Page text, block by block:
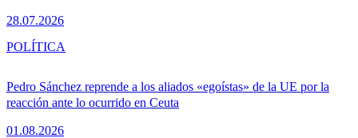
28.07.2026
Pedro Sánchez reprende a los aliados «egoístas» de la UE por la
reacción ante lo ocurrido en Ceuta
01.08.2026
POLÍTICA